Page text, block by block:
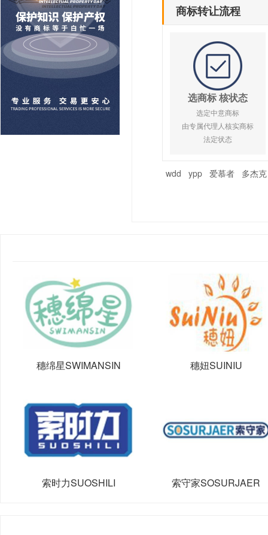
商标转让流程
选商标 核状态
选定中意商标
由专属代理人核实商标
法定状态
wdd ypp 爱慕者 多杰克
穗绵星SWIMANSIN 穗妞SUINIU
索时力SUOSHILI 索守家SOSURJAER